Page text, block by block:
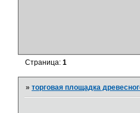
Страница:1
»торговая площадка